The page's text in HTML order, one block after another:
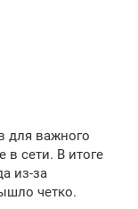
для важного
в сети. В итоге
из-за
четко.